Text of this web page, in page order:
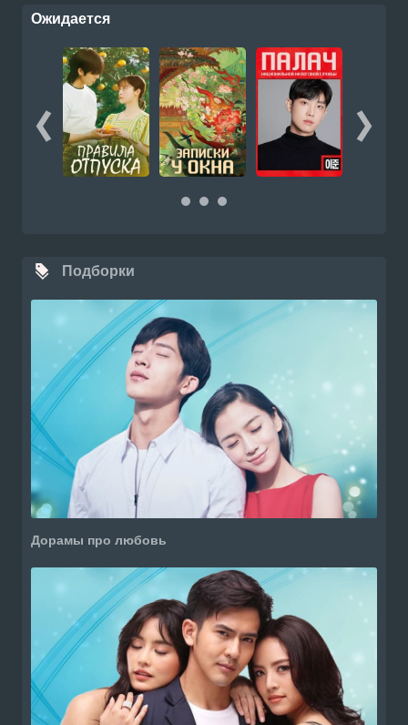
Ожидается
Подборки
Дорамы про любовь